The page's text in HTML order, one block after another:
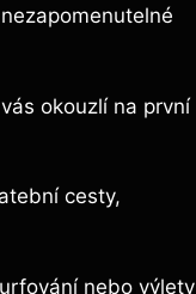
okouzlí na první
cesty,
nebo výlety